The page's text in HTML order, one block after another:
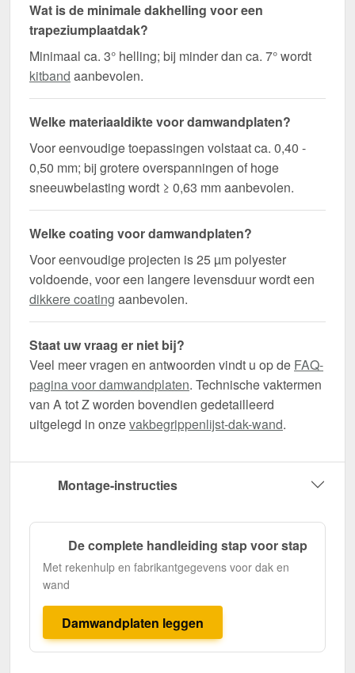
Wat is de minimale dakhelling voor een
trapeziumplaatdak?
Minimaal ca. 3° helling; bij minder dan ca. 7° wordt
kitband aanbevolen.
Welke materiaaldikte voor damwandplaten?
Voor eenvoudige toepassingen volstaat ca. 0,40 -
0,50 mm; bij grotere overspanningen of hoge
sneeuwbelasting wordt ≥ 0,63 mm aanbevolen.
Welke coating voor damwandplaten?
Voor eenvoudige projecten is 25 µm polyester
voldoende, voor een langere levensduur wordt een
dikkere coating aanbevolen.
Staat uw vraag er niet bij?
Veel meer vragen en antwoorden vindt u op de FAQ-
pagina voor damwandplaten. Technische vaktermen
van A tot Z worden bovendien gedetailleerd
uitgelegd in onzevakbegrippenlijst-dak-wand.
Montage-instructies
De complete handleiding stap voor stap
Met rekenhulp en fabrikantgegevens voor dak en
wand
Damwandplaten leggen